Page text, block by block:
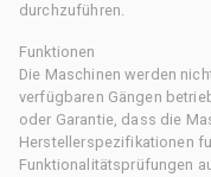
durchzuführen.
Funktionen
Die Maschinen werden
verfügbaren Gängen
oder Garantie, dass die
Herstellerspezifikationen
Funktionalitätsprüfungen